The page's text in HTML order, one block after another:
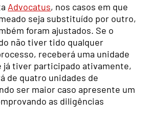
Advocatus, nos casos em que
seja substituído por outro,
foram ajustados. Se o
não tiver tido qualquer
receberá uma unidade
já tiver participado ativamente,
de quatro unidades de
ser maior caso apresente um
as diligências